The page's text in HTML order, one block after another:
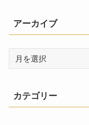
アーカイブ
ブ
カテゴリー